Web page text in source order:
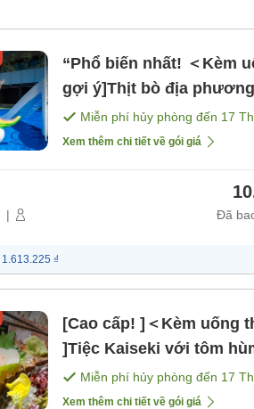
“Phổ biến nhất! ＜Kèm
gợi ý]Thịt bò địa
nấu sukiyaki phong
phú [Không bao gồm bữa
Miễn phí hủy phòng đến 17
Xem thêm chi tiết về gói giá
| Đã
1.613.225 ₫
[Cao cấp! ]＜Kèm uống
]Tiệc Kaiseki với tôm
Kantou [Không bao
Miễn phí hủy phòng đến 17
Xem thêm chi tiết về gói giá